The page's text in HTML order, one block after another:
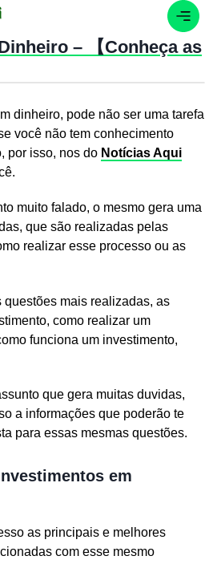
– 【Conheça as
dinheiro, pode não ser uma tarefa
você não tem conhecimento
por isso, nos do Notícias Aqui
muito falado, o mesmo gera uma
que são realizadas pelas
realizar esse processo ou as
questões mais realizadas, as
como realizar um
funciona um investimento,
que gera muitas duvidas,
a informações que poderão te
para essas mesmas questões.
em
as principais e melhores
com esse mesmo